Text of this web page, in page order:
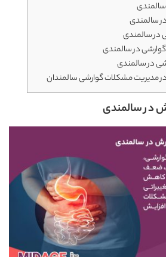
سالمندی
سالمندی
در سالمندی
در سالمندی
مدیریت مشکلات گوارشی سالمندان
در سالمندی